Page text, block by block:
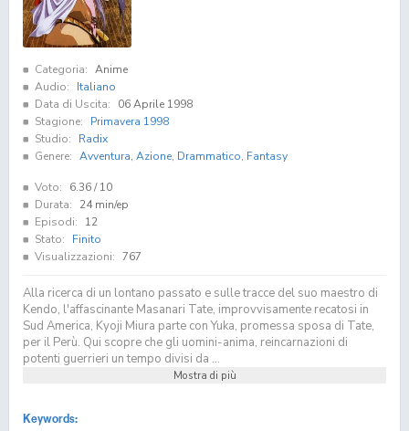
Categoria: Anime
Audio:
Italiano
Data di Uscita:
06 Aprile 1998
Stagione:
Primavera 1998
Studio:
Radix
Genere: Avventura, Azione, Drammatico, Fantasy
Voto: 6.36/ 10
Durata:
24 min/ep
Episodi:
12
Stato:
Finito
Visualizzazioni: 767
Alla ricerca di un lontano passato e sulle tracce del suo maestro di
Kendo, l'affascinante Masanari Tate, improvvisamente recatosi in
Sud America, Kyoji Miura parte con Yuka, promessa sposa di Tate,
per il Perù. Qui scopre che gli uomini-anima, reincarnazioni di
potenti guerrieri un tempo divisi da ...
Mostra di più
Keywords: